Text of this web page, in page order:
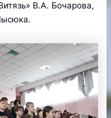
В.А. Бочарова,